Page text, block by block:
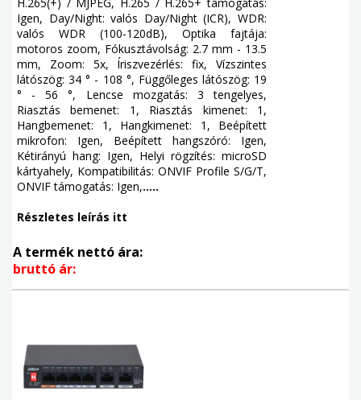
Igen, Day/Night: valós Day/Night (ICR), WDR:
valós WDR (100-120dB), Optika fajtája:
motoros zoom, Fókusztávolság: 2.7 mm - 13.5
mm, Zoom: 5x, Íriszvezérlés: fix, Vízszintes
látószög: 34 ° - 108 °, Függőleges látószög: 19
° - 56 °, Lencse mozgatás: 3 tengelyes,
Riasztás bemenet: 1, Riasztás kimenet: 1,
Hangbemenet: 1, Hangkimenet: 1, Beépített
mikrofon: Igen, Beépített hangszóró: Igen,
Kétirányú hang: Igen, Helyi rögzítés: microSD
kártyahely, Kompatibilitás: ONVIF Profile S/G/T,
ONVIF támogatás: Igen,.....
Részletes leírás itt
A termék nettó ára:
bruttó ár: